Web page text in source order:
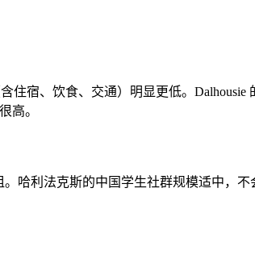
住宿、饮食、交通）明显更低。
高。
哈利法克斯的中国学生社群规模适中，